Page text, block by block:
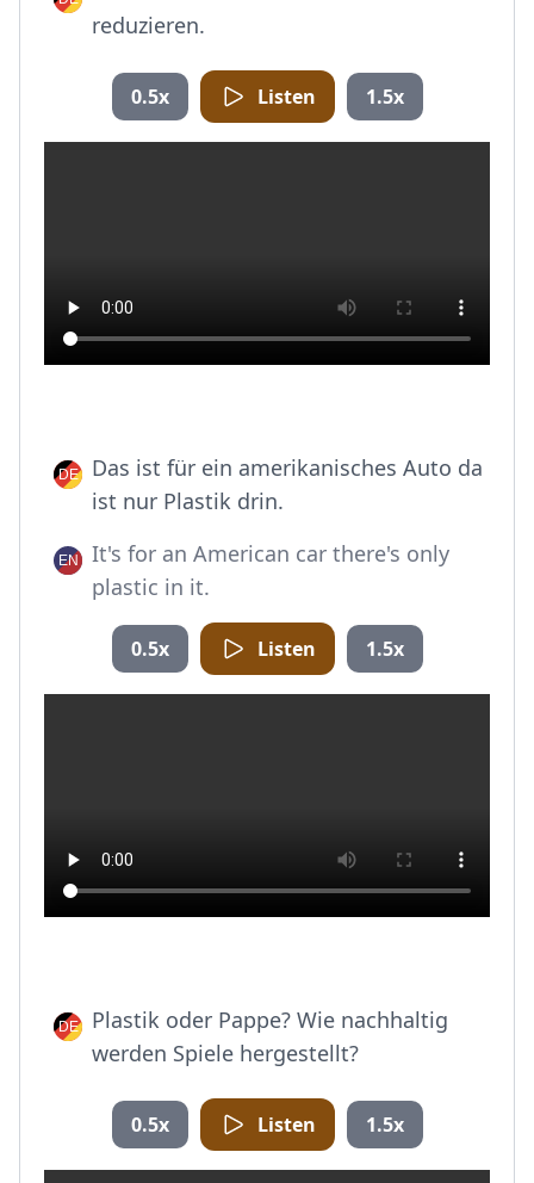
reduzieren.
0.5x Listen 1.5x
Das ist für ein amerikanisches Auto da
ist nur Plastik drin.
It's for an American car there's only
plastic in it.
0.5x Listen 1.5x
Plastik oder Pappe? Wie nachhaltig
werden Spiele hergestellt?
0.5x Listen 1.5x